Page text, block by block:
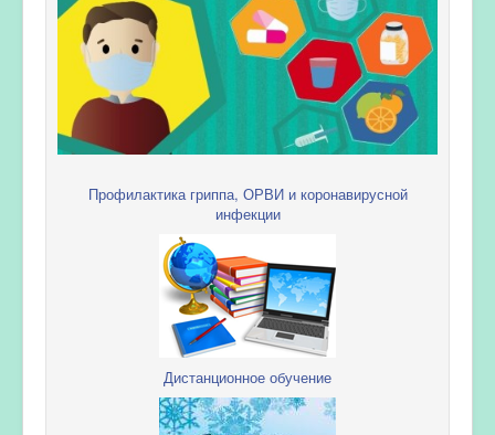
Профилактика гриппа, ОРВИ и коронавирусной
инфекции
Дистанционное обучение